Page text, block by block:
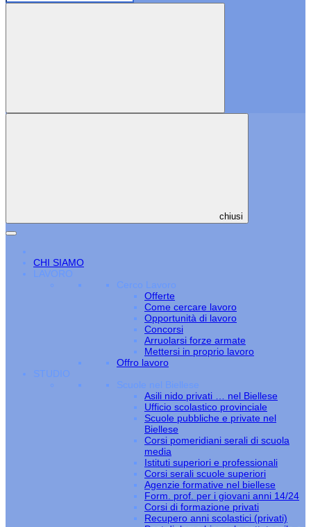
chiusi
CHI SIAMO
LAVORO
Cerco Lavoro
Offerte
Come cercare lavoro
Opportunità di lavoro
Concorsi
Arruolarsi forze armate
Mettersi in proprio lavoro
Offro lavoro
STUDIO
Scuole nel Biellese
Asili nido privati … nel Biellese
Ufficio scolastico provinciale
Scuole pubbliche e private nel
Biellese
Corsi pomeridiani serali di scuola
media
Istituti superiori e professionali
Corsi serali scuole superiori
Agenzie formative nel biellese
Form. prof. per i giovani anni 14/24
Corsi di formazione privati
Recupero anni scolastici (privati)